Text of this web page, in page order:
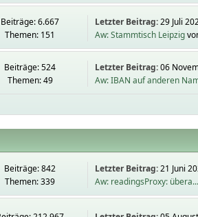
Beiträge: 6.667
Themen: 151
Letzter Beitrag:29 Juli
Aw: Stammtisch Leipzig
Beiträge: 524
Themen: 49
Letzter Beitrag:06
Aw: IBAN auf anderen
Beiträge: 842
Themen: 339
Letzter Beitrag:21 Juni
Aw: readingsProxy: übera...